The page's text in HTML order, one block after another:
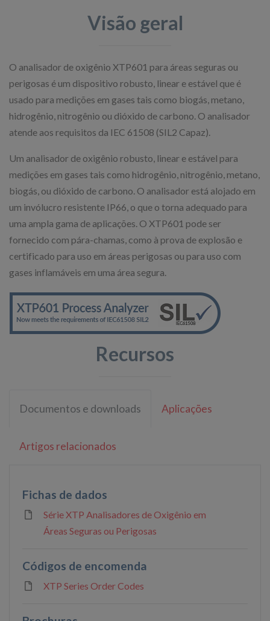
Visão geral
O analisador de oxigênio XTP601 para áreas seguras ou
perigosas é um dispositivo robusto, linear e estável que é
usado para medições em gases tais como biogás, metano,
hidrogênio, nitrogênio ou dióxido de carbono. O analisador
atende aos requisitos da IEC 61508 (SIL2 Capaz).
Um analisador de oxigênio robusto, linear e estável para
medições em gases tais como hidrogênio, nitrogênio, metano,
biogás, ou dióxido de carbono. O analisador está alojado em
um invólucro resistente IP66, o que o torna adequado para
uma ampla gama de aplicações. O XTP601 pode ser
fornecido com pára-chamas, como à prova de explosão e
certificado para uso em áreas perigosas ou para uso com
gases inflamáveis em uma área segura.
Recursos
Documentos e downloads Aplicações
Artigos relacionados
Fichas de dados
Série XTP Analisadores de Oxigênio em
Áreas Seguras ou Perigosas
Códigos de encomenda
XTP Series Order Codes